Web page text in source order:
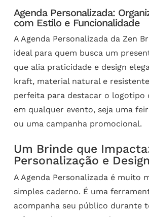
Agenda Personalizada:
com Estilo e Funcionalidade
A Agenda Personalizada da Zen
ideal para quem busca um
que alia praticidade e design
kraft, material natural e
perfeita para destacar o logotipo
em qualquer evento, seja uma
ou uma campanha promocional.
Um Brinde que
Personalização e Design
A Agenda Personalizada é muito
simples caderno. É uma
acompanha seu público durante